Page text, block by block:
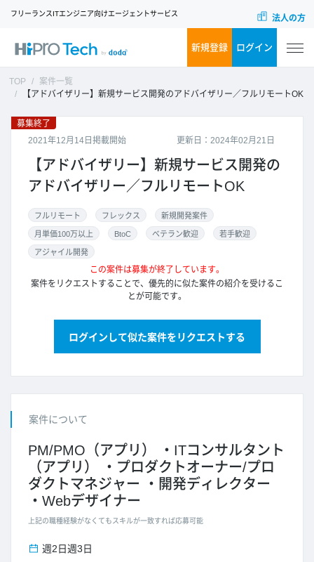
フリーランスITエンジニア向けエージェントサービス 法人の方
新規登録 ログイン
TOP
案件一覧
【アドバイザリー】新規サービス開発のアドバイザリー／フルリモートOK
更新日：2024年02月21日
募集終了
2021年12月14日掲載開始
【アドバイザリー】新規サービス開発の
アドバイザリー／フルリモートOK
フルリモート フレックス 新規開発案件
月単価100万以上 BtoC ベテラン歓迎 若手歓迎
アジャイル開発
この案件は募集が終了しています。
案件をリクエストすることで、優先的に似た案件の紹介を受けるこ
とが可能です。
ログインして似た案件をリクエストする
案件について
PM/PMO（アプリ）
ITコンサルタント
（アプリ）
プロダクトオーナー/プロ
ダクトマネジャー
開発ディレクター
Webデザイナー
上記の職種経験がなくてもスキルが一致すれば応募可能
週2日週3日